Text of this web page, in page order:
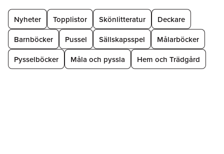
Nyheter Topplistor Skönlitteratur
Deckare
Barnböcker
Pussel Sällskapsspel
Målarböcker
Pysselböcker
Måla och pyssla Hem och Trädgård